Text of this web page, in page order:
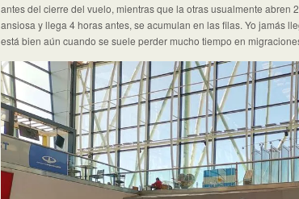
antes del cierre del vuelo, mientras que la otras usualmente abren
ansiosa y llega 4 horas antes, se acumulan en las filas. Yo jamás
está bien aún cuando se suele perder mucho tiempo en